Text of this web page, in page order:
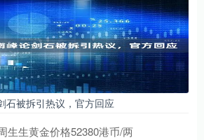
石被拆引热议，官方回应
生生黄金价格52380港币/两